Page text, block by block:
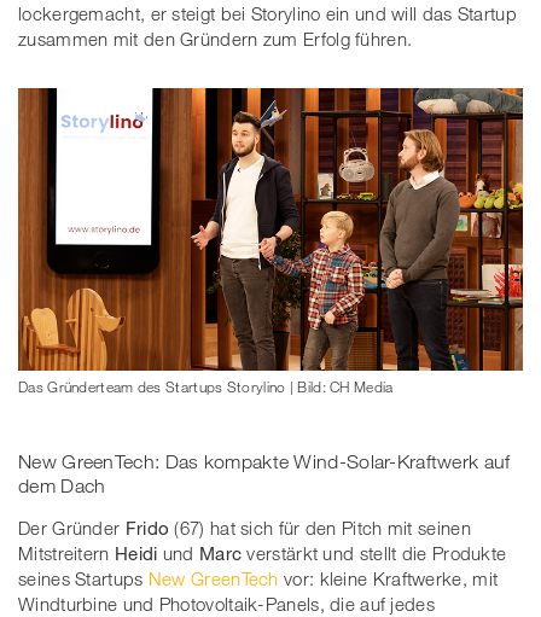
lockergemacht, er steigt bei Storylino ein und will das Startup
zusammen mit den Gründern zum Erfolg führen.
Das Gründerteam des Startups Storylino | Bild: CH Media
New GreenTech: Das kompakte Wind-Solar-Kraftwerk auf
dem Dach
Der Gründer Frido (67) hat sich für den Pitch mit seinen
Mitstreitern Heidi und Marc verstärkt und stellt die Produkte
seines Startups New GreenTech vor: kleine Kraftwerke, mit
Windturbine und Photovoltaik-Panels, die auf jedes